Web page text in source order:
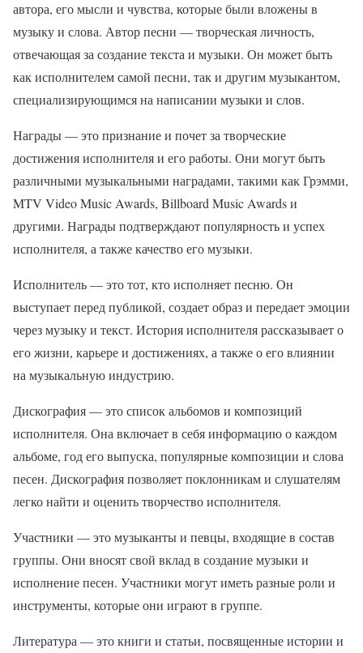
автора, его мысли и чувства, которые были вложены в
музыку и слова. Автор песни — творческая личность,
отвечающая за создание текста и музыки. Он может быть
как исполнителем самой песни, так и другим музыкантом,
специализирующимся на написании музыки и слов.
Награды — это признание и почет за творческие
достижения исполнителя и его работы. Они могут быть
различными музыкальными наградами, такими как Грэмми,
MTV Video Music Awards, Billboard Music Awards и
другими. Награды подтверждают популярность и успех
исполнителя, а также качество его музыки.
Исполнитель — это тот, кто исполняет песню. Он
выступает перед публикой, создает образ и передает эмоции
через музыку и текст. История исполнителя рассказывает о
его жизни, карьере и достижениях, а также о его влиянии
на музыкальную индустрию.
Дискография — это список альбомов и композиций
исполнителя. Она включает в себя информацию о каждом
альбоме, год его выпуска, популярные композиции и слова
песен. Дискография позволяет поклонникам и слушателям
легко найти и оценить творчество исполнителя.
Участники — это музыканты и певцы, входящие в состав
группы. Они вносят свой вклад в создание музыки и
исполнение песен. Участники могут иметь разные роли и
инструменты, которые они играют в группе.
Литература — это книги и статьи, посвященные истории и